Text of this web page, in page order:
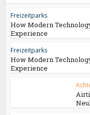
Freizeitparks
How Modern
Experience
Freizeitparks
How Modern
Experience